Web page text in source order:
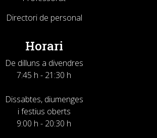
Directori de personal
Horari
De dilluns a divendres
7:45 h - 21:30 h
Dissabtes, diumenges
i festius oberts
9:00 h - 20:30 h